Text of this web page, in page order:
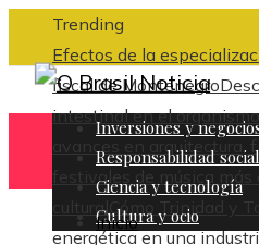
Trending
Efectos de la
fiscal de Montenegro
intestinal en el organismo
avances en arquitectura,
festivales de música más
cultural Cómo Trinidad y
energética en una
Inversiones y
Responsabilidad social
Ciencia y tecnología
Cultura y ocio
Inicio